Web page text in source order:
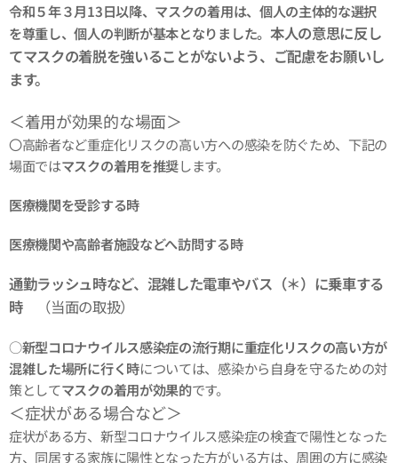
令和５年３月13日以降、マスクの着用は、個人の主体的な選択
を尊重し、個人の判断が基本となりました。 本人の意思に反し
てマスクの着脱を強いることがないよう、ご配慮をお願いし
ます。
＜着用が効果的な場面＞
〇高齢者など重症化リスクの高い方への感染を防ぐため、下記の
場面ではマスクの着用を推奨します。
医療機関を受診する時
医療機関や高齢者施設などへ訪問する時
通勤ラッシュ時など、混雑した電車やバス（＊）に乗車する
時（当面の取扱）
○新型コロナウイルス感染症の流行期に重症化リスクの高い方が
混雑した場所に行く時については、感染から自身を守るための対
策としてマスクの着用が効果的です。
＜症状がある場合など＞
症状がある方、新型コロナウイルス感染症の検査で陽性となった
方、同居する家族に陽性となった方がいる方は、 周囲の方に感染